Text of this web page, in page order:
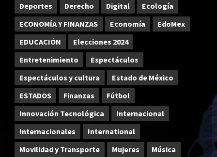
Deportes
Derecho Digital
Ecología
ECONOMÍA Y FINANZAS
Economía
EdoMex
EDUCACIÓN
Elecciones 2024
Entretenimiento
Espectáculos
Espectáculos y cultura
Estado de México
ESTADOS
Finanzas
Fútbol
Innovación Tecnológica
Internacional
Internacionales
International
Movilidad y Transporte
Mujeres
Música